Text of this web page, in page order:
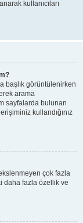
kullanıcıları
başlık görüntülenirken
arama
sayfalarda bulunan
kullandığınız
çok fazla
daha fazla özellik ve